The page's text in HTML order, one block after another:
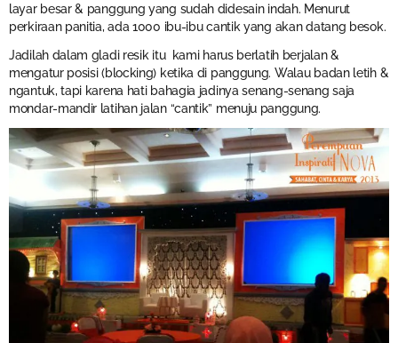
layar besar & panggung yang sudah didesain indah. Menurut
perkiraan panitia, ada 1000 ibu-ibu cantik yang akan datang besok.
Jadilah dalam gladi resik itu kami harus berlatih berjalan &
mengatur posisi (blocking) ketika di panggung. Walau badan letih &
ngantuk, tapi karena hati bahagia jadinya senang-senang saja
mondar-mandir latihan jalan “cantik” menuju panggung.